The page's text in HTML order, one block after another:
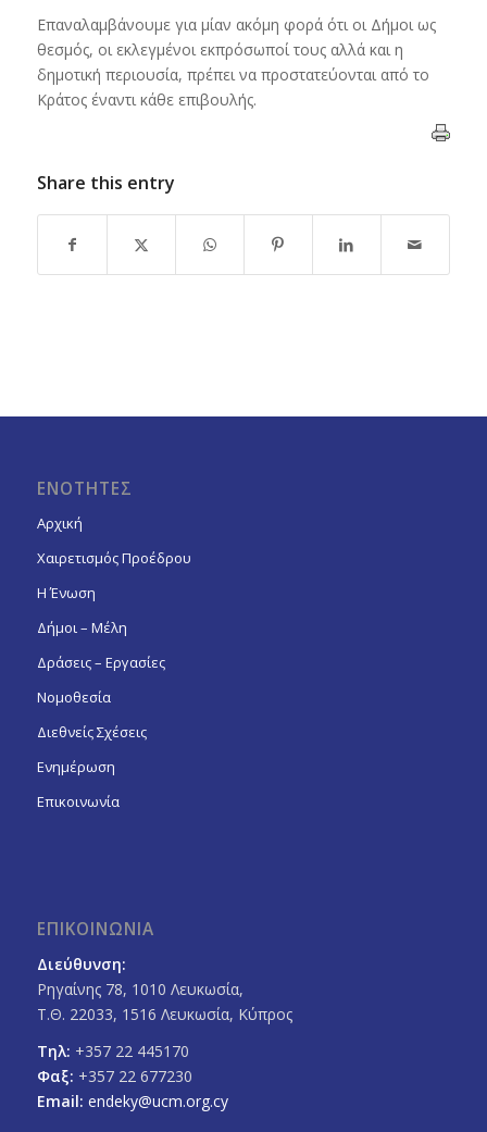
Επαναλαμβάνουμε για μίαν ακόμη φορά ότι οι Δήμοι ως
θεσμός, οι εκλεγμένοι εκπρόσωποί τους αλλά και η
δημοτική περιουσία, πρέπει να προστατεύονται από το
Κράτος έναντι κάθε επιβουλής.
Share this entry
ΕΝΟΤΗΤΕΣ
Αρχική
Χαιρετισμός Προέδρου
Η Ένωση
Δήμοι – Μέλη
Δράσεις – Εργασίες
Νομοθεσία
Διεθνείς Σχέσεις
Ενημέρωση
Επικοινωνία
ΕΠΙΚΟΙΝΩΝΙΑ
Διεύθυνση:
Ρηγαίνης 78, 1010 Λευκωσία,
Τ.Θ. 22033, 1516 Λευκωσία, Κύπρος
Τηλ: +357 22 445170
Φαξ: +357 22 677230
Email: endeky@ucm.org.cy